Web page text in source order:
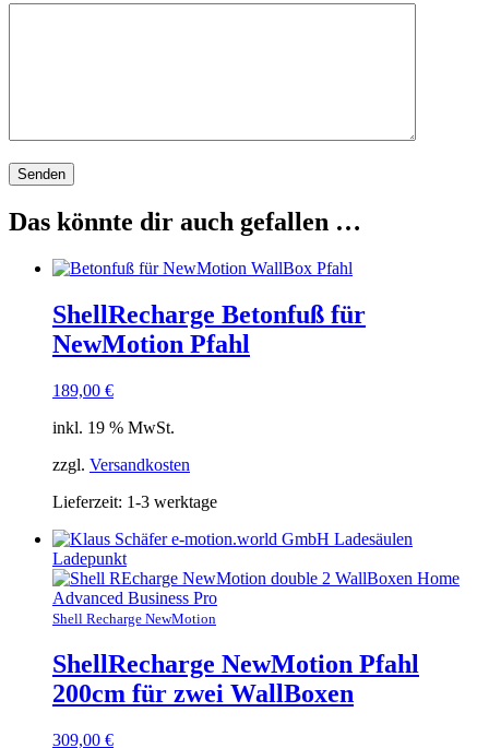
Das könnte dir auch gefallen …
ShellRecharge Betonfuß für
NewMotion Pfahl
189,00 €
inkl. 19 % MwSt.
zzgl. Versandkosten
Lieferzeit: 1-3 werktage
Shell Recharge NewMotion
ShellRecharge NewMotion Pfahl
200cm für zwei WallBoxen
309,00 €